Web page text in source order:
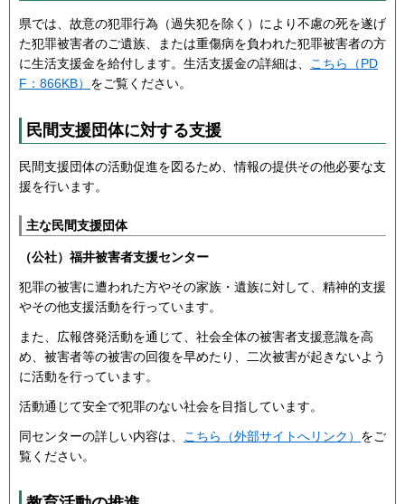
県では、故意の犯罪行為（過失犯を除く）により不慮の死を遂げ
た犯罪被害者のご遺族、または重傷病を負われた犯罪被害者の方
に生活支援金を給付します。生活支援金の詳細は、
こちら（PD
F：866KB） をご覧ください。
民間支援団体に対する支援
民間支援団体の活動促進を図るため、情報の提供その他必要な支
援を行います。
主な民間支援団体
（公社）福井被害者支援センター
犯罪の被害に遭われた方やその家族・遺族に対して、精神的支援
やその他支援活動を行っています。
また、広報啓発活動を通じて、社会全体の被害者支援意識を高
め、被害者等の被害の回復を早めたり、二次被害が起きないよう
に活動を行っています。
活動通じて安全で犯罪のない社会を目指しています。
同センターの詳しい内容は、 こちら（外部サイトへリンク） をご
覧ください。